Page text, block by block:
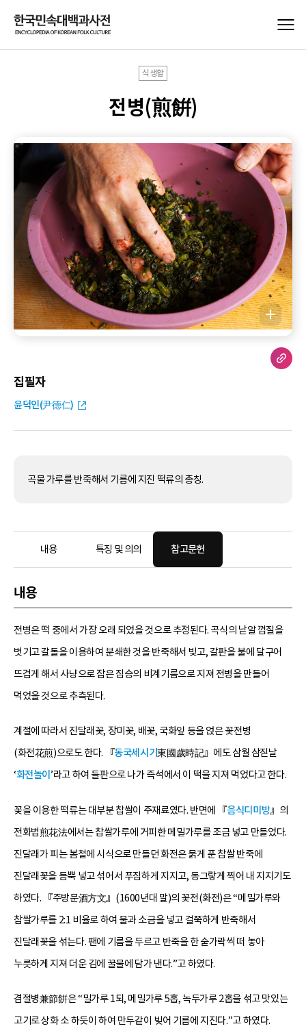
식생활
전병(煎餠)
집필자
윤덕인(尹德仁)
곡물 가루를 반죽해서 기름에 지진 떡류의 총칭.
내용 특징 및 의의 참고문헌
내용
전병은 떡 중에서 가장 오래 되었을 것으로 추정된다. 곡식의 낟알 껍질을
벗기고 갈돌을 이용하여 분쇄한 것을 반죽해서 빚고, 갈판을 불에 달구어
뜨겁게 해서 사냥으로 잡은 짐승의 비계기름으로 지져 전병을 만들어
먹었을 것으로 추측된다.
계절에 따라서 진달래꽃, 장미꽃, 배꽃, 국화잎 등을 얹은 꽃전병
(화전花煎)으로도 한다. 『동국세시기東國歲時記』에도 삼월 삼짇날
‘화전놀이’라고 하여 들판으로 나가 즉석에서 이 떡을 지져 먹었다고 한다.
꽃을 이용한 떡류는 대부분 찹쌀이 주재료였다. 반면에 『음식디미방』의
전화법煎花法에서는 찹쌀가루에 거피한 메밀가루를 조금 넣고 만들었다.
진달래가 피는 봄철에 시식으로 만들던 화전은 묽게 푼 찹쌀 반죽에
진달래꽃을 듬뿍 넣고 섞어서 푸짐하게 지지고, 동그랗게 찍어 내 지지기도
하였다. 『주방문酒方文』(1600년대 말)의 꽃전(화전)은 “메밀가루와
찹쌀가루를 2:1 비율로 하여 물과 소금을 넣고 걸쭉하게 반죽해서
진달래꽃을 섞는다. 팬에 기름을 두르고 반죽을 한 숟가락씩 떠 놓아
누릇하게 지져 더운 김에 꿀물에 담가 낸다.”고 하였다.
겸절병兼節餠은 “밀가루 1되, 메밀가루 5홉, 녹두가루 2홉을 섞고 맛있는
고기로 상화 소 하듯이 하여 만두같이 빚어 기름에 지진다.”고 하였다.